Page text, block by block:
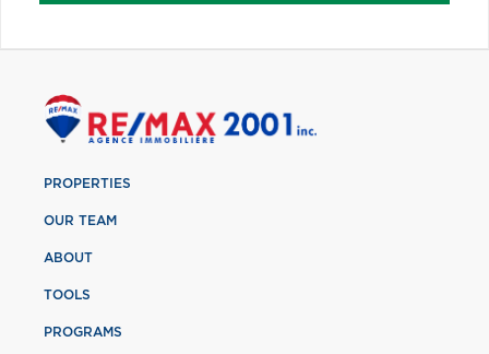
PROPERTIES
OUR TEAM
ABOUT
TOOLS
PROGRAMS